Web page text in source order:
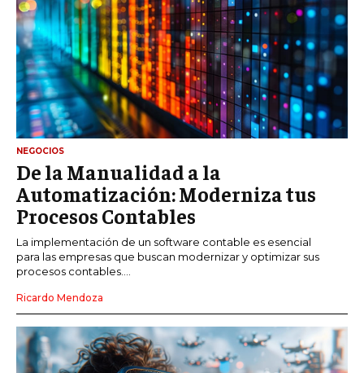
NEGOCIOS
De la Manualidad a la
Automatización: Moderniza tus
Procesos Contables
La implementación de un software contable es esencial
para las empresas que buscan modernizar y optimizar sus
procesos contables....
Ricardo Mendoza